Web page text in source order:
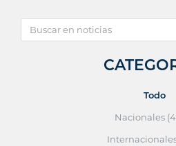
Todo
Nacionales